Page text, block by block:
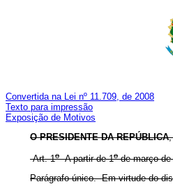
Convertida na Lei nº 11.709, de 2008
Texto para impressão
Exposição de Motivos
O PRESIDENTE DA REPÚBLICA,
Art. 1oA partir de 1ode março de
Parágrafo único. Em virtude do